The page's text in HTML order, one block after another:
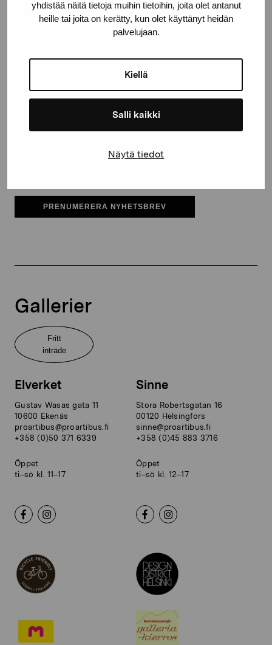
yhdistää näitä tietoja muihin tietoihin, joita olet antanut
heille tai joita on kerätty, kun olet käyttänyt heidän
palvelujaan.
Kiellä
Salli kaikki
Näytä tiedot
Pro Artibus får spara min information för vidare kontakt
PRENUMERERA NYHETSBREV
Gallerier
Fritt
inträde
Elverket
Gustav Wasas gata 11
10600 Ekenäs
proartibus@proartibus.fi
+358 (0)50 371 6339
Öppet
ti–sö kl. 11–17
Sinne
Stora Robertsgatan 16
00120 Helsingfors
sinne@proartibus.fi
+358 (0)45 883 3716
Öppet
ti–sö kl. 12–17